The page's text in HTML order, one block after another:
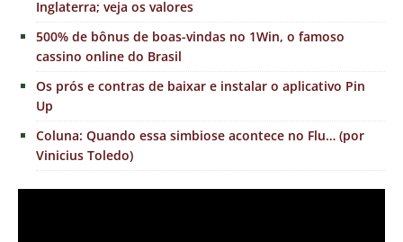
Inglaterra; veja os valores
500% de bônus de boas-vindas no 1Win, o famoso
cassino online do Brasil
Os prós e contras de baixar e instalar o aplicativo Pin
Up
Coluna: Quando essa simbiose acontece no Flu… (por
Vinicius Toledo)